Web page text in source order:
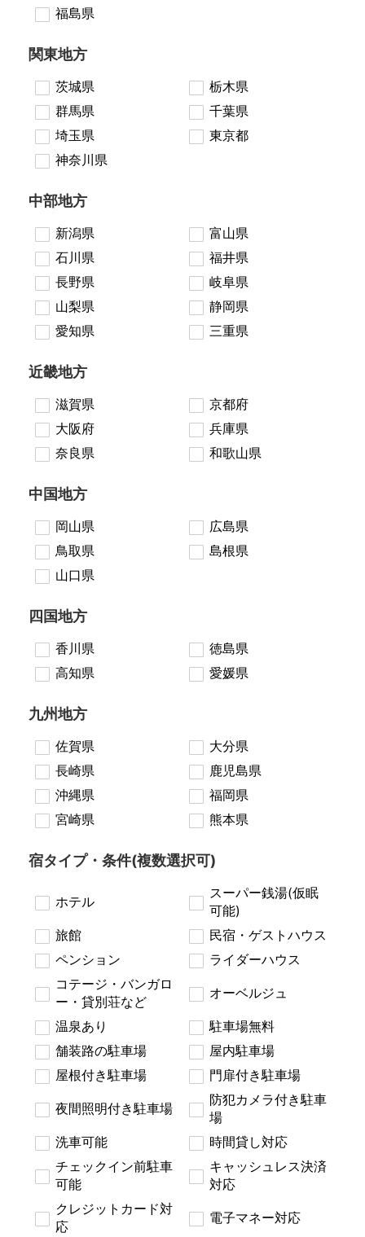
福島県
関東地方
茨城県
栃木県
群馬県
千葉県
埼玉県
東京都
神奈川県
中部地方
新潟県
富山県
石川県
福井県
長野県
岐阜県
山梨県
静岡県
愛知県
三重県
近畿地方
滋賀県
京都府
大阪府
兵庫県
奈良県
和歌山県
中国地方
岡山県
広島県
鳥取県
島根県
山口県
四国地方
香川県
徳島県
高知県
愛媛県
九州地方
佐賀県
大分県
長崎県
鹿児島県
沖縄県
福岡県
宮崎県
熊本県
宿タイプ・条件(複数選択可)
ホテル
スーパー銭湯(仮眠
可能)
旅館
民宿・ゲストハウス
ペンション
ライダーハウス
コテージ・バンガロ
ー・貸別荘など
オーベルジュ
温泉あり
駐車場無料
舗装路の駐車場
屋内駐車場
屋根付き駐車場
門扉付き駐車場
夜間照明付き駐車場
防犯カメラ付き駐車
場
洗車可能
時間貸し対応
チェックイン前駐車
可能
キャッシュレス決済
対応
クレジットカード対
応
電子マネー対応